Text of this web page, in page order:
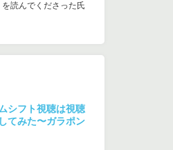
読んでくださった氏
シフト視聴は視聴
てみた〜ガラポン